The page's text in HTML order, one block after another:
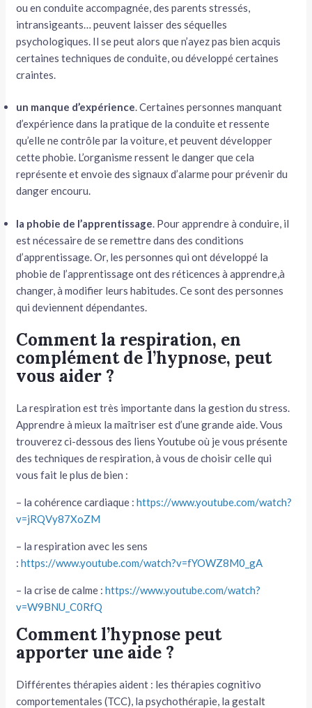
ou en conduite accompagnée, des parents stressés,
intransigeants… peuvent laisser des séquelles
psychologiques. Il se peut alors que n’ayez pas bien acquis
certaines techniques de conduite, ou développé certaines
craintes.
un manque d’expérience. Certaines personnes manquant
d’expérience dans la pratique de la conduite et ressente
qu’elle ne contrôle par la voiture, et peuvent développer
cette phobie. L’organisme ressent le danger que cela
représente et envoie des signaux d’alarme pour prévenir du
danger encouru.
la phobie de l’apprentissage. Pour apprendre à conduire, il
est nécessaire de se remettre dans des conditions
d’apprentissage. Or, les personnes qui ont développé la
phobie de l’apprentissage ont des réticences à apprendre,à
changer, à modifier leurs habitudes. Ce sont des personnes
qui deviennent dépendantes.
Comment la respiration, en
complément de l’hypnose, peut
vous aider ?
La respiration est très importante dans la gestion du stress.
Apprendre à mieux la maîtriser est d’une grande aide. Vous
trouverez ci-dessous des liens Youtube où je vous présente
des techniques de respiration, à vous de choisir celle qui
vous fait le plus de bien :
– la cohérence cardiaque :https://www.youtube.com/watch?
v=jRQVy87XoZM
– la respiration avec les sens
:https://www.youtube.com/watch?v=fYOWZ8M0_gA
– la crise de calme :https://www.youtube.com/watch?
v=W9BNU_C0RfQ
Comment l’hypnose peut
apporter une aide ?
Différentes thérapies aident : les thérapies cognitivo
comportementales (TCC), la psychothérapie, la gestalt